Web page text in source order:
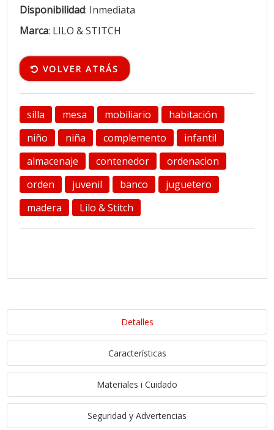
Disponibilidad: Inmediata
Marca: LILO & STITCH
VOLVER ATRÁS
silla mesa mobiliario
habitación
niño
niña complemento
infantil
almacenaje
contenedor
ordenacion
orden
juvenil banco
juguetero
madera
Lilo & Stitch
Detalles
Características
Materiales i Cuidado
Seguridad y Advertencias